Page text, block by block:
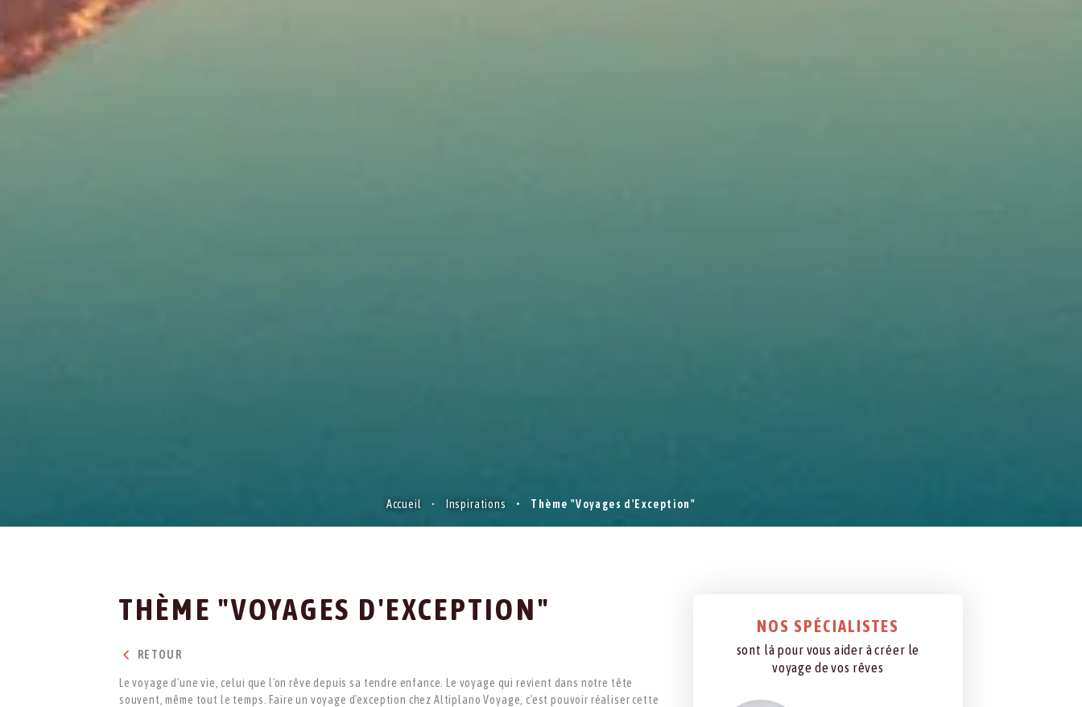
Accueil Inspirations Thème "Voyages d'Exception"
THÈME "VOYAGES D'EXCEPTION"
RETOUR
Le voyage d'une vie, celui que l'on rêve depuis sa tendre enfance. Le voyage qui revient dans notre tête
souvent, même tout le temps. Faire un voyage d'exception chez Altiplano Voyage, c'est pouvoir réaliser cette
NOS SPÉCIALISTES
sont là pour vous aider à créer le
voyage de vos rêves